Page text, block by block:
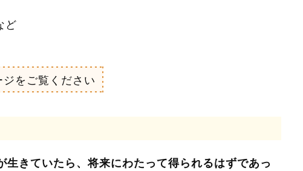
ど
をご覧ください
生きていたら、将来にわたって得られるはずであっ